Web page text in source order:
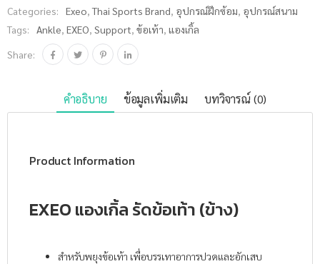
Categories:
Exeo,Thai Sports Brand, อุปกรณ์ฝึกซ้อม, อุปกรณ์สนาม
Tags:
Ankle, EXEO, Support, ข้อเท้า, แองเกิ้ล
Share:
คำอธิบาย ข้อมูลเพิ่มเติม บทวิจารณ์ (0)
Product Information
EXEO แองเกิ้ล รัดข้อเท้า (ข้าง)
สำหรับพยุงข้อเท้า เพื่อบรรเทาอาการปวดและอักเสบ